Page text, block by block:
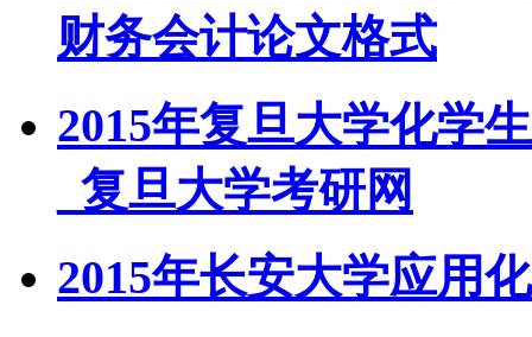
财务会计论文格式
2015年复旦大学化学
_复旦大学考研网
2015年长安大学应用